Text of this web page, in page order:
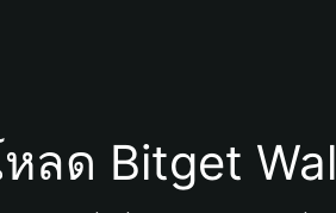
ลด Bitget